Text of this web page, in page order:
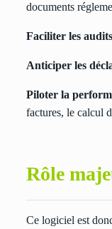
documents
Faciliter les audits
Anticiper les
Piloter la
factures, le calcul
Rôle
Ce logiciel est